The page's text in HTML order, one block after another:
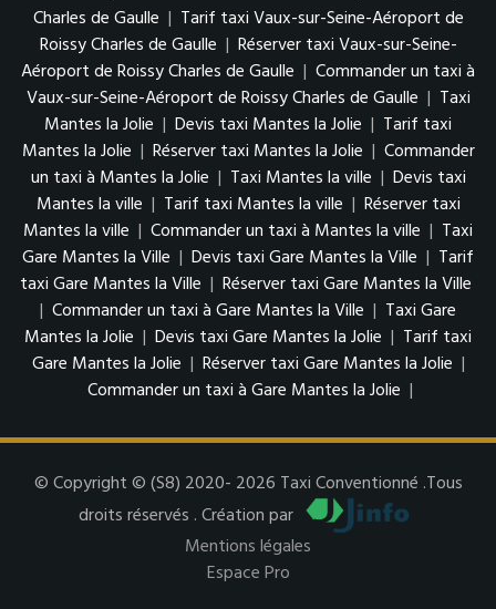
Charles de Gaulle | Tarif taxi Vaux-sur-Seine-Aéroport de
Roissy Charles de Gaulle | Réserver taxi Vaux-sur-Seine-
Aéroport de Roissy Charles de Gaulle | Commander un taxi à
Vaux-sur-Seine-Aéroport de Roissy Charles de Gaulle | Taxi
Mantes la Jolie | Devis taxi Mantes la Jolie | Tarif taxi
Mantes la Jolie | Réserver taxi Mantes la Jolie | Commander
un taxi à Mantes la Jolie | Taxi Mantes la ville | Devis taxi
Mantes la ville | Tarif taxi Mantes la ville | Réserver taxi
Mantes la ville | Commander un taxi à Mantes la ville | Taxi
Gare Mantes la Ville | Devis taxi Gare Mantes la Ville | Tarif
taxi Gare Mantes la Ville | Réserver taxi Gare Mantes la Ville
| Commander un taxi à Gare Mantes la Ville | Taxi Gare
Mantes la Jolie | Devis taxi Gare Mantes la Jolie | Tarif taxi
Gare Mantes la Jolie | Réserver taxi Gare Mantes la Jolie |
Commander un taxi à Gare Mantes la Jolie |
© Copyright © (S8) 2020- 2026 Taxi Conventionné .Tous
droits réservés . Création par
Mentions légales
Espace Pro